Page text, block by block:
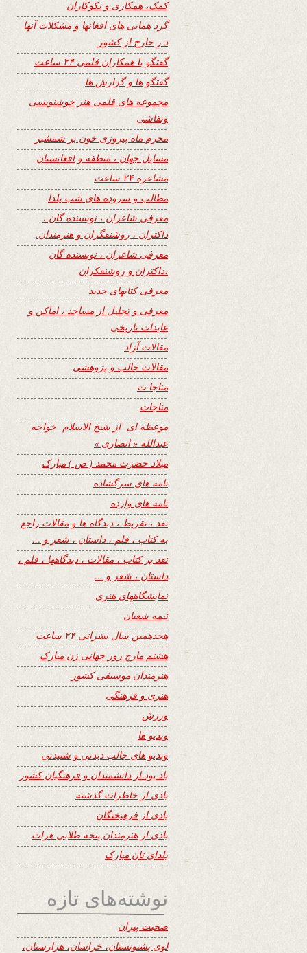
کمک، همکاری و نکوکاران
گرد همایی های افغانها و مشکلات آنها
د ر خارج از کشور
گفتگو با همکاران قلمی ۲۴ ساعت
گفتگو ها و گزارش ها
مجموعه های قلمی هنر خوشنویسی
ونقاشی
محرم ماه پیروزی خون بر شمشیر
مسایل جهان ، منطقه و افغانستان
مشاعره ۲۴ ساعت
مطالب و سروده های شب یلدا
معرفی شاعران ، نویسنده گان ،
داکتران ، روشنفگران و هنرمندان.
معرفی شاعران ، نویسنده گان
،داکتران و روشنفکران
معرفی کتابهای جدید
معرفی و تجلیل از مساجد ، اماکن و
عابدات تاریخی
مقالات آزاد
مقالات جالب و پژوهشی
مناجا ت
مناجات
موعظه ای از شیخ الاسلام خواجه
عبدالله « انصاری »
میلاد حضرت محمد ( ص ) مبارک
نامه های سرگشاده
نامه های وارده
نفد ، تقریظ ، دیدگاه ها و مقالات راجع
به کتاب ، فلم ، داستان ، شعر و …
نفد بر کتاب ، مقالات ، دیدگاهها ، فلم ،
داستان ، شعر و …
نمایشگاههای هنری
نیمه شعبان
هجدهمین سال نشراتی ۲۴ ساعت
هشتم مارچ روز جهانی زن مبارک
هنرمندان موسیقی کشور
هنری و فرهنگی
ورزش
ویدیو ها
ویدیو های جالب دیدنی و شنیدنی
یاد بود از دانشمندان و فرهنگیان کشور
یادی از خاطرات گذشته
یادی از فرهیختگان
یادی از هنرمندان پنجه طلایی هرات
یلدای تان مبارک
نوشته‌های تازه
صحبت پیران
لوی پشتونستان، خراسان، هزارستان،